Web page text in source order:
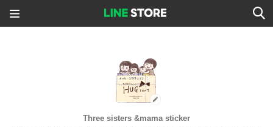
Three sisters &mama sticker